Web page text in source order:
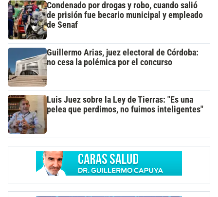
Condenado por drogas y robo, cuando salió
de prisión fue becario municipal y empleado
de Senaf
Guillermo Arias, juez electoral de Córdoba:
no cesa la polémica por el concurso
Luis Juez sobre la Ley de Tierras: "Es una
pelea que perdimos, no fuimos inteligentes"